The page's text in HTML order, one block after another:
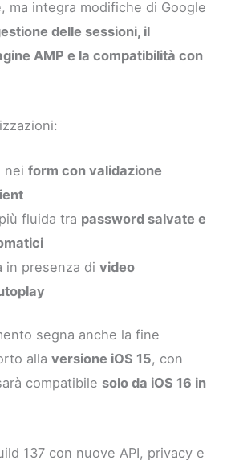
ma integra modifiche di Google
delle sessioni, il
AMP e la compatibilità con
neiform con validazione
fluida tra password salvate e
in presenza divideo
segna anche la fine
allaversione iOS 15, con
compatibile solo da iOS 16 in
137 con nuove API, privacy e